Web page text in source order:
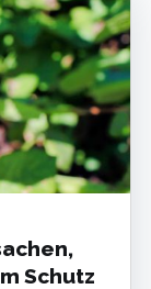
Schutz